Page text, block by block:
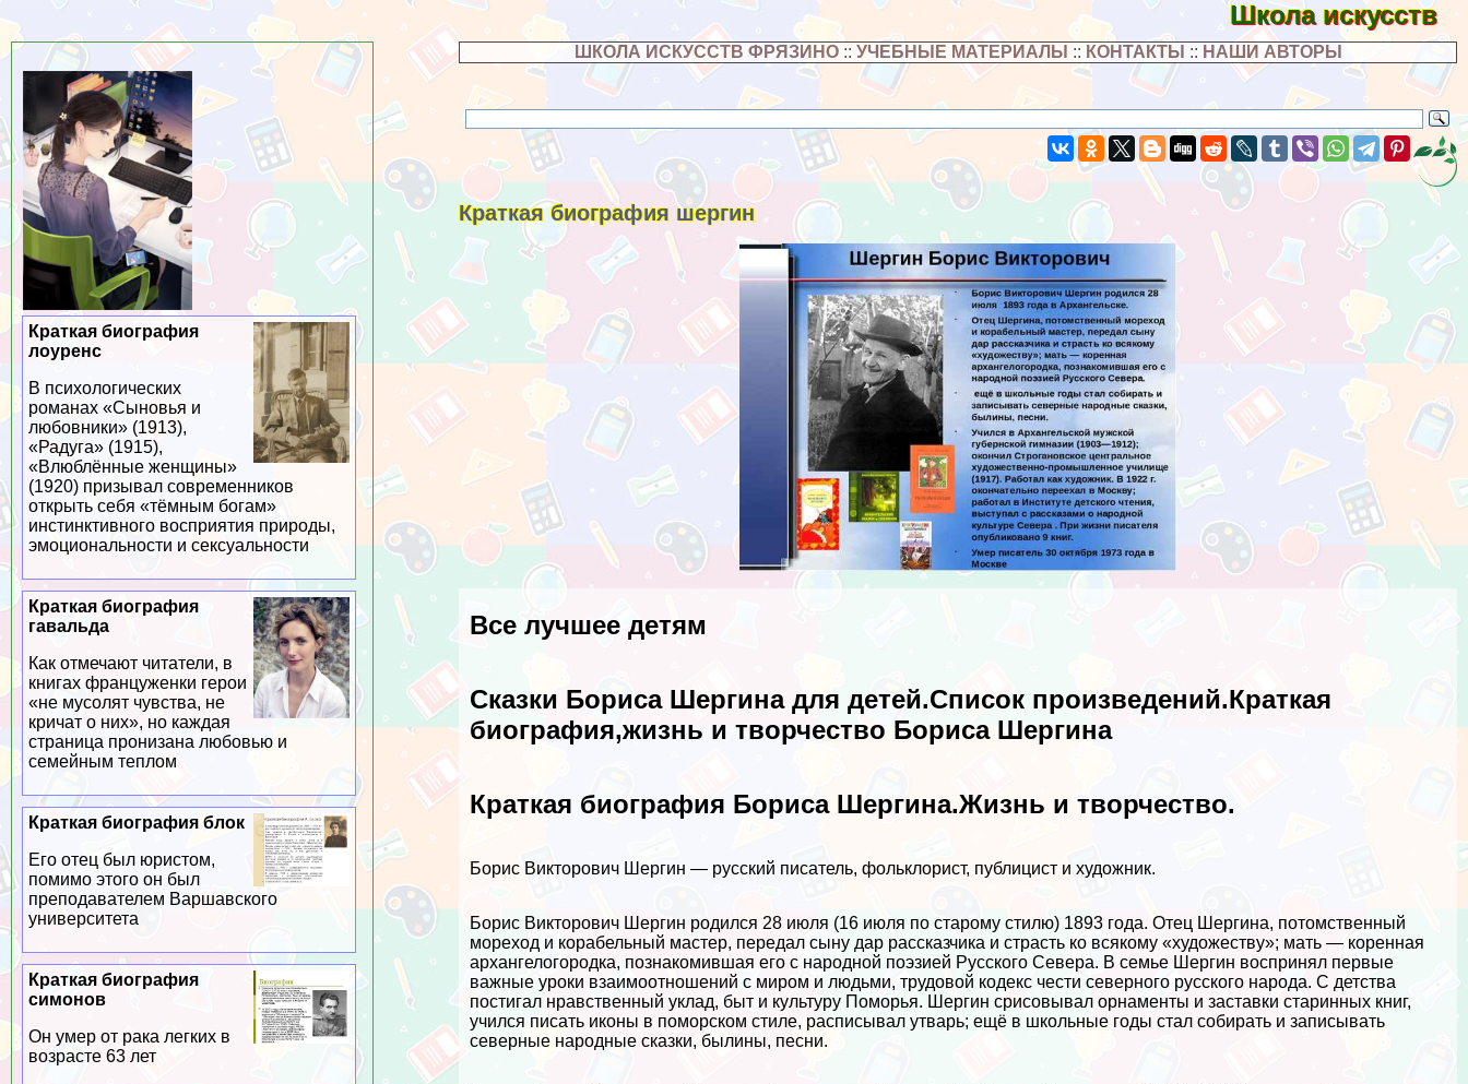
Школа искусств
ШКОЛА ИСКУССТВ ФРЯЗИНО:: УЧЕБНЫЕ МАТЕРИАЛЫ :: КОНТАКТЫ :: НАШИ АВТОРЫ
Краткая биография шергин
Все лучшее детям
Сказки Бориса Шергина для детей.Список произведений.Краткая
биография,жизнь и творчество Бориса Шергина
Краткая биография Бориса Шергина.Жизнь и творчество.
Борис Викторович Шергин — русский писатель, фольклорист, публицист и художник.
Борис Викторович Шергин родился 28 июля (16 июля по старому стилю) 1893 года. Отец Шергина, потомственный
мореход и корабельный мастер, передал сыну дар рассказчика и страсть ко всякому «художеству»; мать — коренная
архангелогородка, познакомившая его с народной поэзией Русского Севера. В семье Шергин воспринял первые
важные уроки взаимоотношений с миром и людьми, трудовой кодекс чести северного русского народа. С детства
постигал нравственный уклад, быт и культуру Поморья. Шергин срисовывал орнаменты и заставки старинных книг,
учился писать иконы в поморском стиле, расписывал утварь; ещё в школьные годы стал собирать и записывать
северные народные сказки, былины, песни.
Краткая биография
лоуренс
В психологических
романах «Сыновья и
любовники» (1913),
«Радуга» (1915),
«Влюблённые женщины»
(1920) призывал современников
открыть себя «тёмным богам»
инстинктивного восприятия природы,
эмоциональности и ceкcуальности
Краткая биография
гавальда
Как отмечают читатели, в
книгах француженки герои
«не мусолят чувства, не
кричат о них», но каждая
страница пронизана любовью и
семейным теплом
Краткая биография блок
Его отец был юристом,
помимо этого он был
преподавателем Варшавского
университета
Краткая биография
симонов
Он умер от paка легких в
возрасте 63 лет